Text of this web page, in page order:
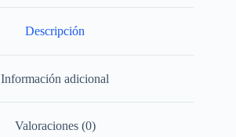
Descripción
Información adicional
Valoraciones (0)